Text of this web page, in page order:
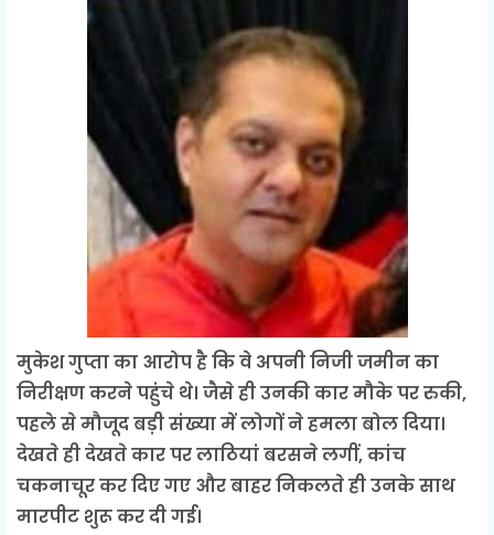
मुकेश गुप्ता का आरोप है कि वे अपनी निजी जमीन का
निरीक्षण करने पहुंचे थे। जैसे ही उनकी कार मौके पर रुकी,
पहले से मौजूद बड़ी संख्या में लोगों ने हमला बोल दिया।
देखते ही देखते कार पर लाठियां बरसने लगीं, कांच
चकनाचूर कर दिए गए और बाहर निकलते ही उनके साथ
मारपीट शुरू कर दी गई।